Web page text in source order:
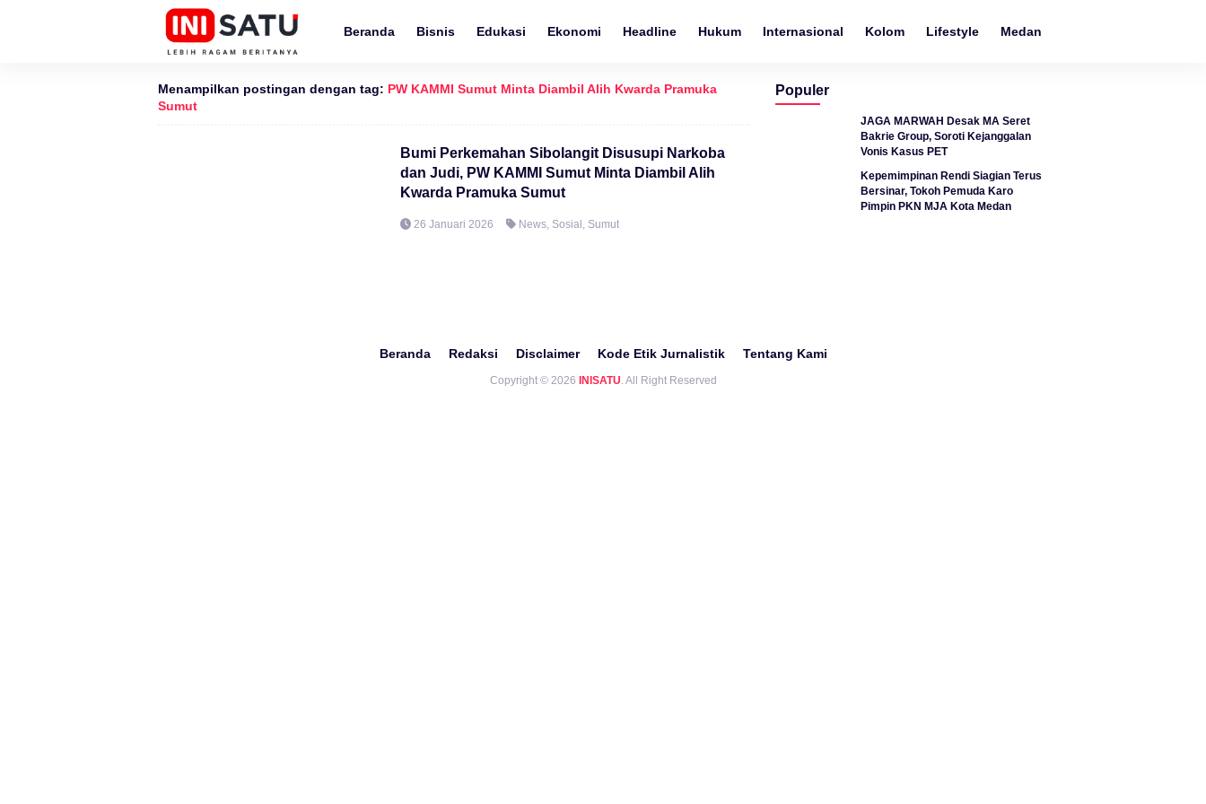
Beranda Bisnis Edukasi Ekonomi Headline Hukum Internasional Kolom Lifestyle Medan
Menampilkan postingan dengan tag: PW KAMMI Sumut Minta Diambil Alih Kwarda Pramuka
Sumut
Bumi Perkemahan Sibolangit Disusupi Narkoba
dan Judi, PW KAMMI Sumut Minta Diambil Alih
Kwarda Pramuka Sumut
26 Januari 2026 News, Sosial , Sumut
Populer
JAGA MARWAH Desak MA Seret
Bakrie Group, Soroti Kejanggalan
Vonis Kasus PET
Kepemimpinan Rendi Siagian Terus
Bersinar, Tokoh Pemuda Karo
Pimpin PKN MJA Kota Medan
Beranda Redaksi Disclaimer Kode Etik Jurnalistik Tentang Kami
Copyright © 2026 INISATU. All Right Reserved